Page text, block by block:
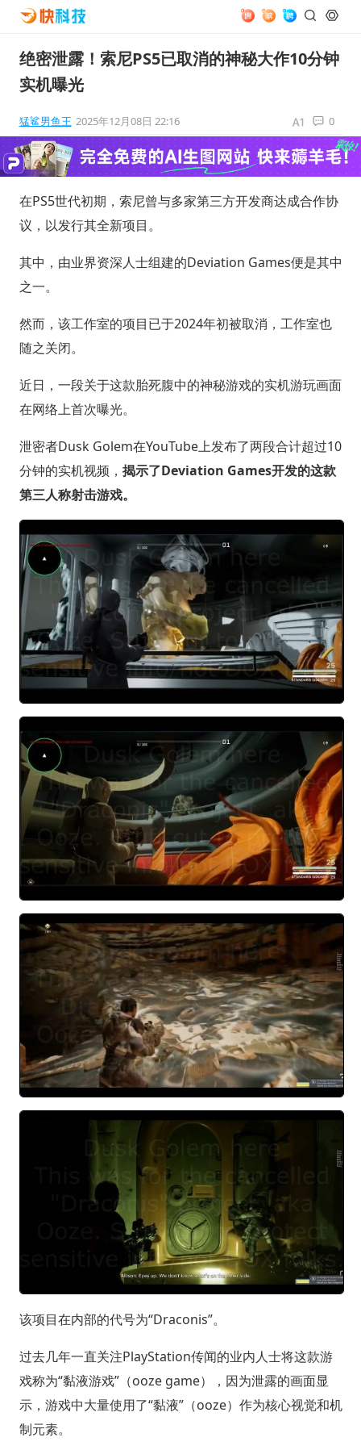
绝密泄露！索尼PS5已取消的神秘大作10分钟
实机曝光
猛鲨男鱼王 2025年12月08日 22:16 0
在PS5世代初期，索尼曾与多家第三方开发商达成合作协
议，以发行其全新项目。
其中，由业界资深人士组建的Deviation Games便是其中
之一。
然而，该工作室的项目已于2024年初被取消，工作室也
随之关闭。
近日，一段关于这款胎死腹中的神秘游戏的实机游玩画面
在网络上首次曝光。
泄密者Dusk Golem在YouTube上发布了两段合计超过10
分钟的实机视频， 揭示了Deviation Games开发的这款
第三人称射击游戏。
该项目在内部的代号为“Draconis”。
过去几年一直关注PlayStation传闻的业内人士将这款游
戏称为“黏液游戏”（ooze game），因为泄露的画面显
示，游戏中大量使用了“黏液”（ooze）作为核心视觉和机
制元素。